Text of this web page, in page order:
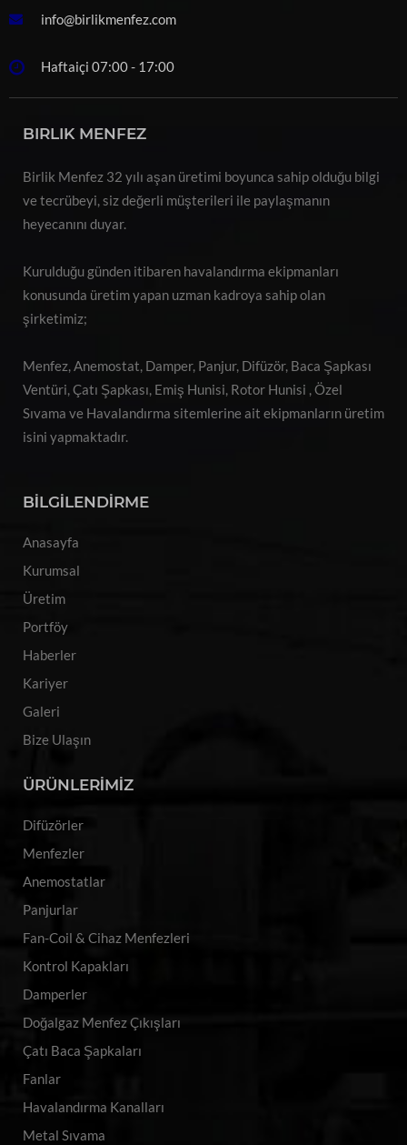
info@birlikmenfez.com
Haftaiçi 07:00 - 17:00
BIRLIK MENFEZ
Birlik Menfez 32 yılı aşan üretimi boyunca sahip olduğu bilgi
ve tecrübeyi, siz değerli müşterileri ile paylaşmanın
heyecanını duyar.
Kurulduğu günden itibaren havalandırma ekipmanları
konusunda üretim yapan uzman kadroya sahip olan
şirketimiz;
Menfez, Anemostat, Damper, Panjur, Difüzör, Baca Şapkası
Ventüri, Çatı Şapkası, Emiş Hunisi, Rotor Hunisi , Özel
Sıvama ve Havalandırma sitemlerine ait ekipmanların üretim
isini yapmaktadır.
BİLGİLENDİRME
Anasayfa
Kurumsal
Üretim
Portföy
Haberler
Kariyer
Galeri
Bize Ulaşın
ÜRÜNLERİMİZ
Difüzörler
Menfezler
Anemostatlar
Panjurlar
Fan-Coil & Cihaz Menfezleri
Kontrol Kapakları
Damperler
Doğalgaz Menfez Çıkışları
Çatı Baca Şapkaları
Fanlar
Havalandırma Kanalları
Metal Sıvama